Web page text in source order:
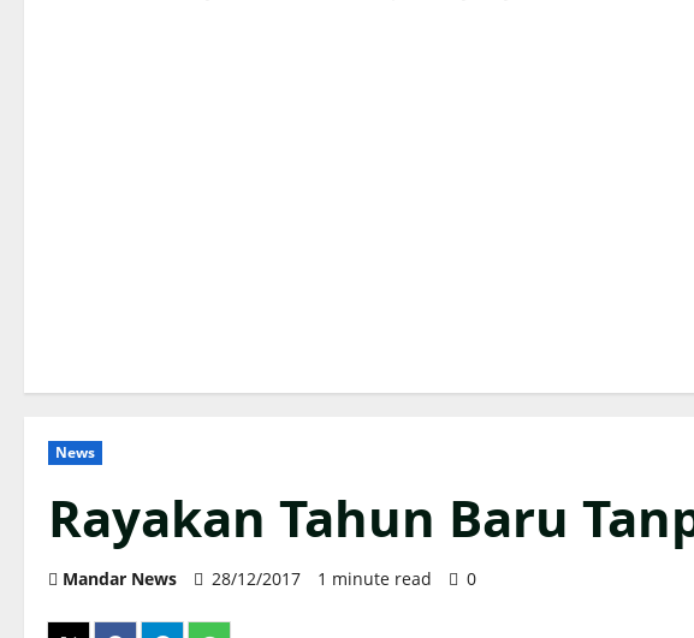
News
Rayakan Tahun Baru
Mandar News 28/12/2017 1 minute read 0